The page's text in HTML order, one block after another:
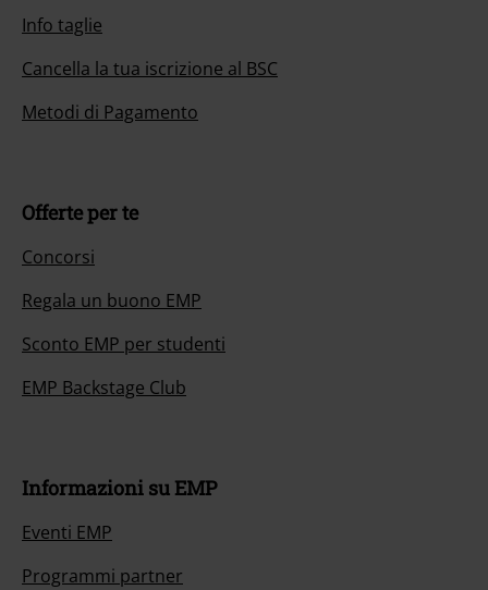
Info taglie
Cancella la tua iscrizione al BSC
Metodi di Pagamento
Offerte per te
Concorsi
Regala un buono EMP
Sconto EMP per studenti
EMP Backstage Club
Informazioni su EMP
Eventi EMP
Programmi partner